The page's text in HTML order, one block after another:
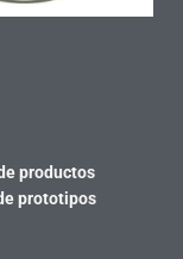
productos
prototipos